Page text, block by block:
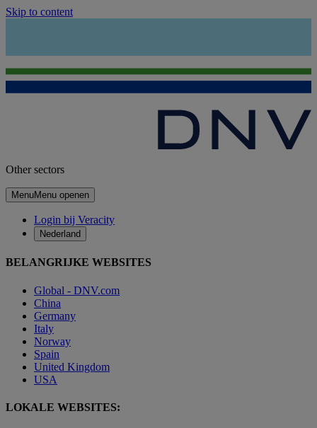
Skip to content
Other sectors
MenuMenu openen
Login bij Veracity
Nederland
BELANGRIJKE WEBSITES
Global - DNV.com
China
Germany
Italy
Norway
Spain
United Kingdom
USA
LOKALE WEBSITES: